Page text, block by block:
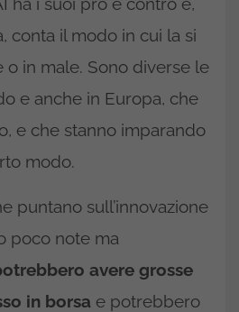
conta il modo in cui la si
o in male. Sono diverse le
e anche in Europa, che
e che stanno imparando
modo.
puntano sull’innovazione
poco note ma
avere grosse
in borsa e potrebbero